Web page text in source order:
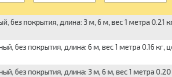
покрытия, длина: 3 м, 6 м, вес 1 метра 0.21
без покрытия, длина: 6 м, вес 1 метра 0.16 кг,
без покрытия, длина: 3 м, 6 м, вес 1 метра 0.20